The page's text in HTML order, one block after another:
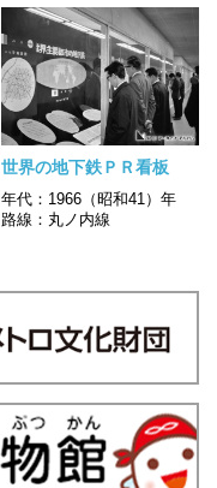
世界の地下鉄ＰＲ看板
年代：1966（昭和41）年
路線：丸ノ内線